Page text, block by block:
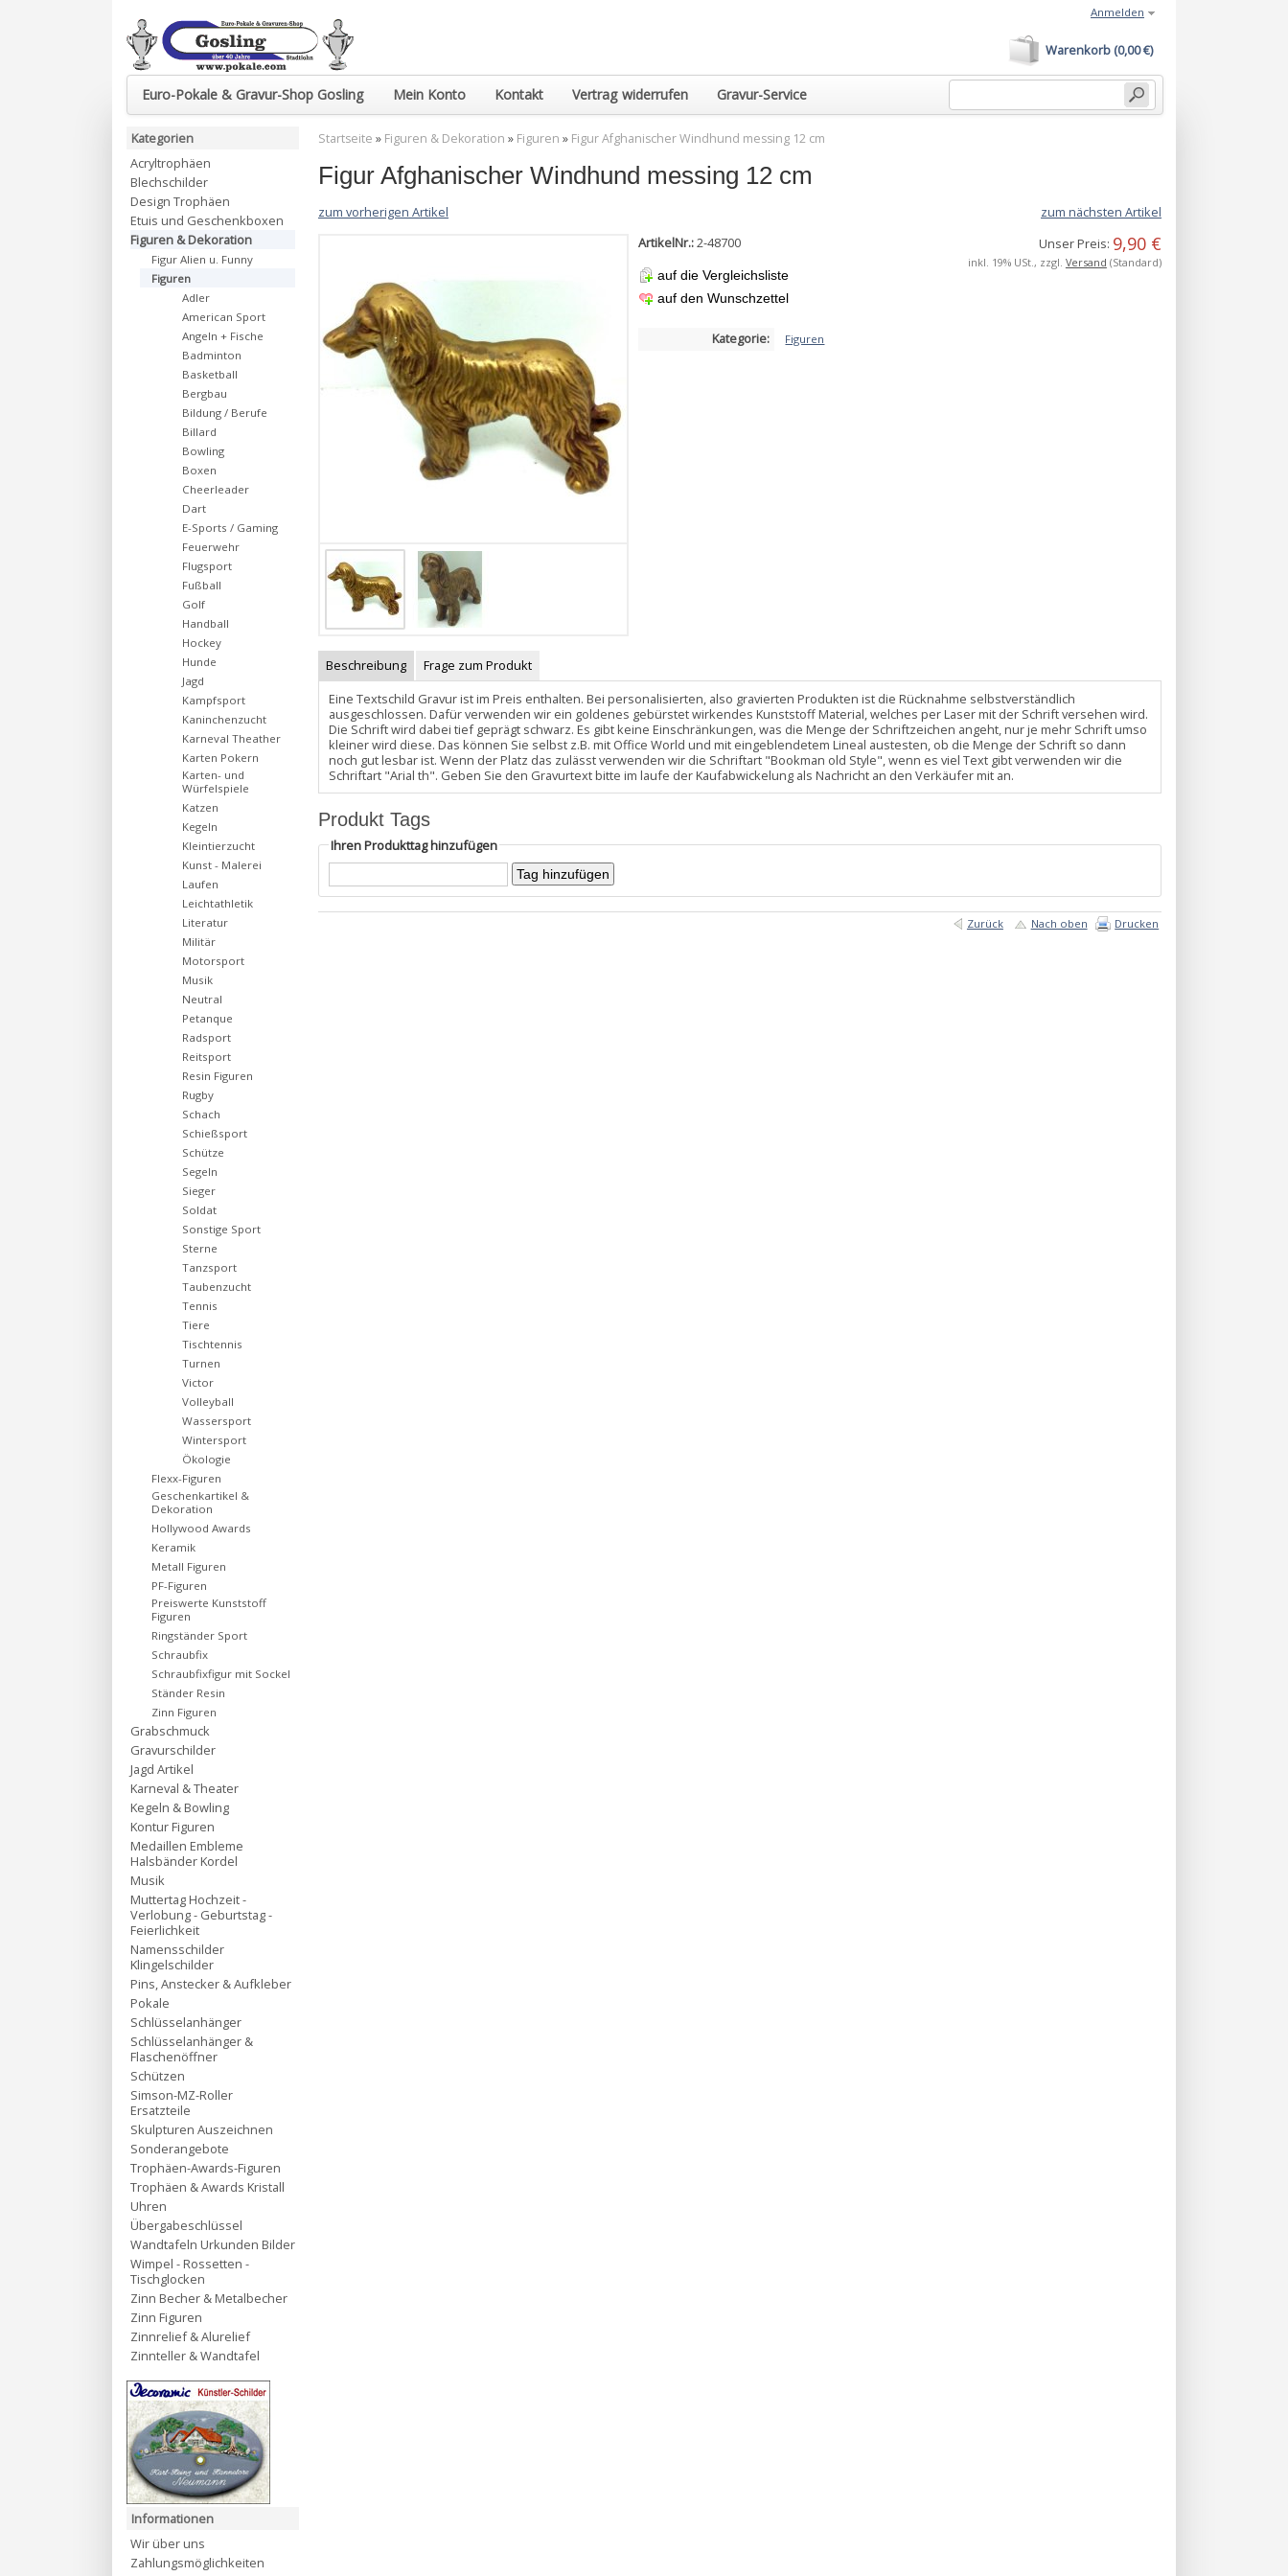
Euro-Pokale & Gravur-Shop Gosling Mein Konto Kontakt Vertrag widerrufen Gravur-Service
Warenkorb (0,00 €)
Anmelden
Startseite » Figuren & Dekoration » Figuren » Figur Afghanischer Windhund messing 12 cm
Figur Afghanischer Windhund messing 12 cm
zum vorherigen Artikel
zum nächsten Artikel
ArtikelNr.:2-48700
auf die Vergleichsliste
auf den Wunschzettel
Unser Preis: 9,90 €
inkl. 19% USt., zzgl. Versand (Standard)
Kategorie: Figuren
Beschreibung
Frage zum Produkt
Eine Textschild Gravur ist im Preis enthalten. Bei personalisierten, also gravierten Produkten ist die Rücknahme selbstverständlich
ausgeschlossen. Dafür verwenden wir ein goldenes gebürstet wirkendes Kunststoff Material, welches per Laser mit der Schrift versehen wird.
Die Schrift wird dabei tief geprägt schwarz. Es gibt keine Einschränkungen, was die Menge der Schriftzeichen angeht, nur je mehr Schrift umso
kleiner wird diese. Das können Sie selbst z.B. mit Office World und mit eingeblendetem Lineal austesten, ob die Menge der Schrift so dann
noch gut lesbar ist. Wenn der Platz das zulässt verwenden wir die Schriftart "Bookman old Style", wenn es viel Text gibt verwenden wir die
Schriftart "Arial th". Geben Sie den Gravurtext bitte im laufe der Kaufabwickelung als Nachricht an den Verkäufer mit an.
Produkt Tags
Ihren Produkttag hinzufügen
Zurück Nach oben Drucken
Kategorien
Acryltrophäen
Blechschilder
Design Trophäen
Etuis und Geschenkboxen
Figuren & Dekoration
Figur Alien u. Funny
Figuren
Adler
American Sport
Angeln + Fische
Badminton
Basketball
Bergbau
Bildung / Berufe
Billard
Bowling
Boxen
Cheerleader
Dart
E-Sports / Gaming
Feuerwehr
Flugsport
Fußball
Golf
Handball
Hockey
Hunde
Jagd
Kampfsport
Kaninchenzucht
Karneval Theather
Karten Pokern
Karten- und
Würfelspiele
Katzen
Kegeln
Kleintierzucht
Kunst - Malerei
Laufen
Leichtathletik
Literatur
Militär
Motorsport
Musik
Neutral
Petanque
Radsport
Reitsport
Resin Figuren
Rugby
Schach
Schießsport
Schütze
Segeln
Sieger
Soldat
Sonstige Sport
Sterne
Tanzsport
Taubenzucht
Tennis
Tiere
Tischtennis
Turnen
Victor
Volleyball
Wassersport
Wintersport
Ökologie
Flexx-Figuren
Geschenkartikel &
Dekoration
Hollywood Awards
Keramik
Metall Figuren
PF-Figuren
Preiswerte Kunststoff
Figuren
Ringständer Sport
Schraubfix
Schraubfixfigur mit Sockel
Ständer Resin
Zinn Figuren
Grabschmuck
Gravurschilder
Jagd Artikel
Karneval & Theater
Kegeln & Bowling
Kontur Figuren
Medaillen Embleme
Halsbänder Kordel
Musik
Muttertag Hochzeit -
Verlobung - Geburtstag -
Feierlichkeit
Namensschilder
Klingelschilder
Pins, Anstecker & Aufkleber
Pokale
Schlüsselanhänger
Schlüsselanhänger &
Flaschenöffner
Schützen
Simson-MZ-Roller
Ersatzteile
Skulpturen Auszeichnen
Sonderangebote
Trophäen-Awards-Figuren
Trophäen & Awards Kristall
Uhren
Übergabeschlüssel
Wandtafeln Urkunden Bilder
Wimpel - Rossetten -
Tischglocken
Zinn Becher & Metalbecher
Zinn Figuren
Zinnrelief & Alurelief
Zinnteller & Wandtafel
Informationen
Wir über uns
Zahlungsmöglichkeiten